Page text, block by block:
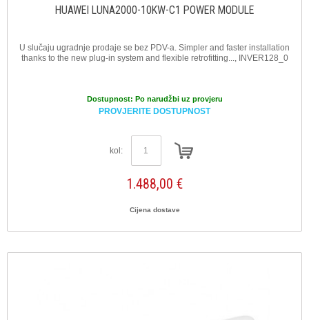
HUAWEI LUNA2000-10KW-C1 POWER MODULE
U slučaju ugradnje prodaje se bez PDV-a. Simpler and faster installation
thanks to the new plug-in system and flexible retrofitting..., INVER128_0
Dostupnost: Po narudžbi uz provjeru
PROVJERITE DOSTUPNOST
kol:
1.488,00 €
Cijena dostave